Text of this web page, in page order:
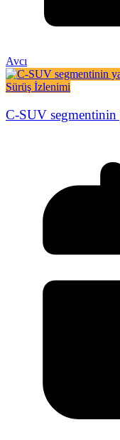
Avcı
Sürüş İzlenimi
C-SUV segmentinin